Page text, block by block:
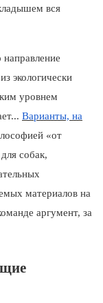
вся
экологически
уровнем
Варианты, на
«от
собак,
материалов на
аргумент, за